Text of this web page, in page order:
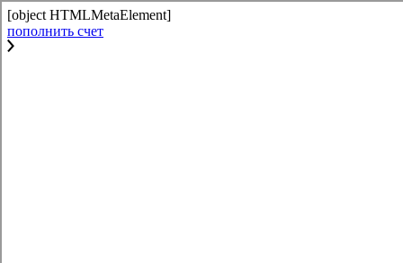
[object HTMLMetaElement]
пополнить счет